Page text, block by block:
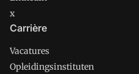
x
Carrière
Vacatures
Opleidingsinstituten